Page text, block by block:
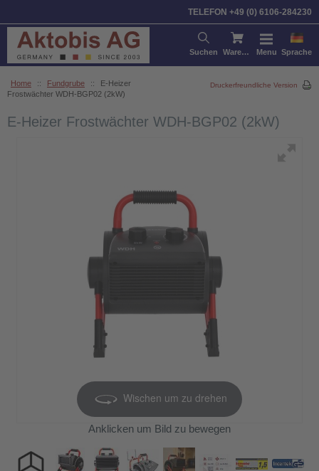
TELEFON +49 (0) 6106-284230
Suchen Warenkorb Menu Sprache
Home :: Fundgrube ::
E-Heizer
Frostwächter WDH-BGP02 (2kW)
Druckerfreundliche Version
E-Heizer Frostwächter WDH-BGP02 (2kW)
Wischen um zu drehen
Anklicken um Bild zu bewegen